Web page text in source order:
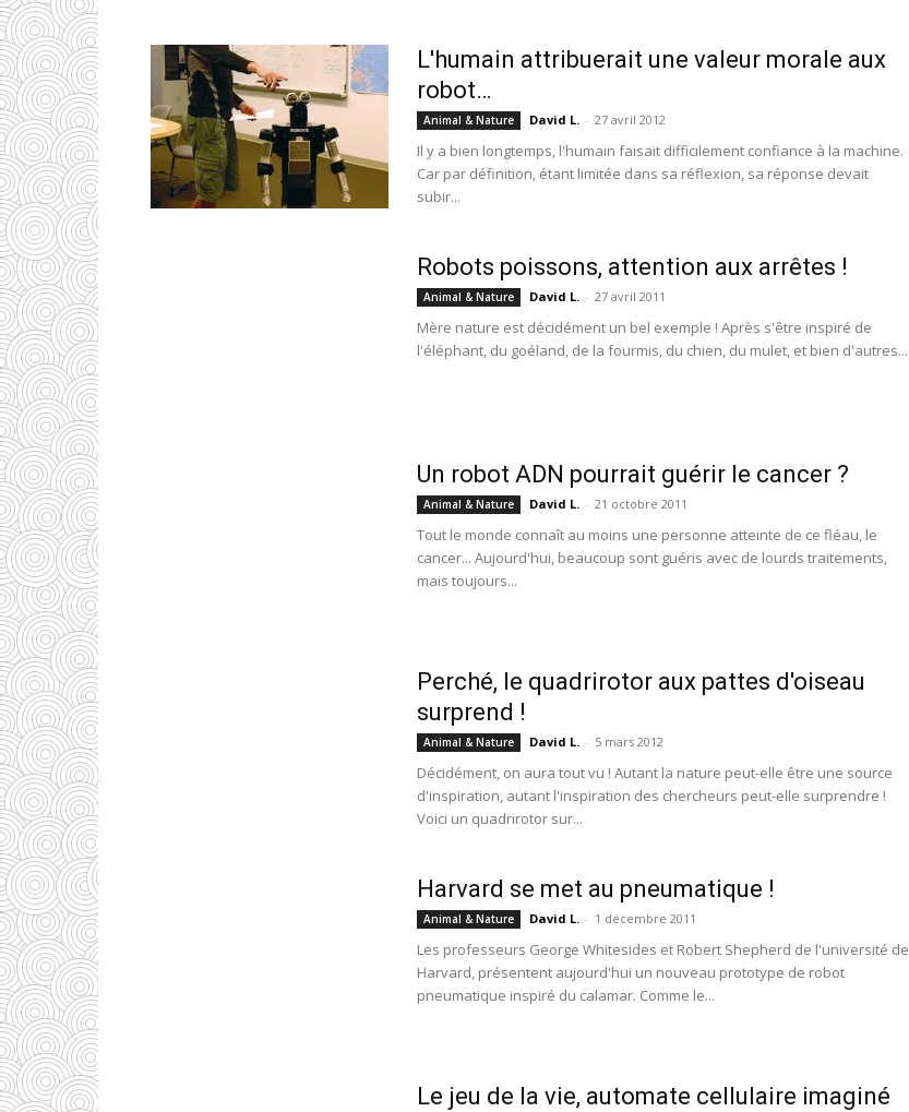
L'humain attribuerait une valeur morale aux
robot…
Animal & Nature David L. - 27 avril 2012
Il y a bien longtemps, l'humain faisait difficilement confiance à la machine.
Car par définition, étant limitée dans sa réflexion, sa réponse devait
subir...
Robots poissons, attention aux arrêtes !
Animal & Nature David L. - 27 avril 2011
Mère nature est décidément un bel exemple ! Après s'être inspiré de
l'éléphant, du goéland, de la fourmis, du chien, du mulet, et bien d'autres...
Un robot ADN pourrait guérir le cancer ?
Animal & Nature David L. - 21 octobre 2011
Tout le monde connaît au moins une personne atteinte de ce fléau, le
cancer... Aujourd'hui, beaucoup sont guéris avec de lourds traitements,
mais toujours...
Perché, le quadrirotor aux pattes d'oiseau
surprend !
Animal & Nature David L. - 5 mars 2012
Décidément, on aura tout vu ! Autant la nature peut-elle être une source
d'inspiration, autant l'inspiration des chercheurs peut-elle surprendre !
Voici un quadrirotor sur...
Harvard se met au pneumatique !
Animal & Nature David L. - 1 décembre 2011
Les professeurs George Whitesides et Robert Shepherd de l'université de
Harvard, présentent aujourd'hui un nouveau prototype de robot
pneumatique inspiré du calamar. Comme le...
Le jeu de la vie, automate cellulaire imaginé